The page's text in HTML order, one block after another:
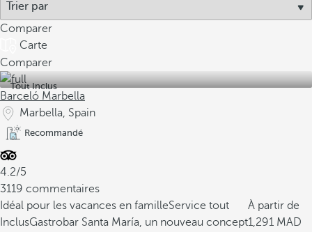
Comparer
Carte
Comparer
Tout Inclus
Barceló Marbella
Marbella, Spain
Recommandé
4.2/5
3119 commentaires
Idéal pour les vacances en familleService tout
InclusGastrobar Santa María, un nouveau concept
À partir de
1,291